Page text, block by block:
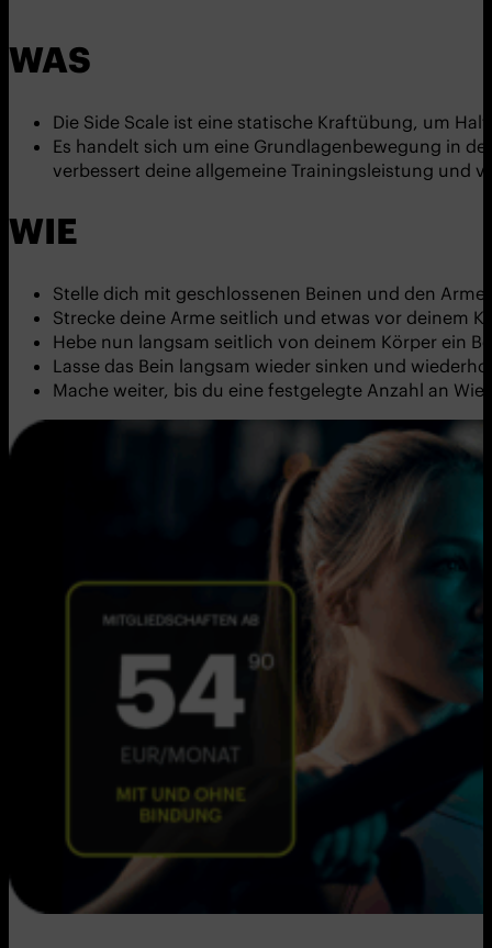
WAS
Die Side Scale ist eine statische Kraftübung, um
Es handelt sich um eine Grundlagenbewegung in
verbessert deine allgemeine Trainingsleistung und
WIE
Stelle dich mit geschlossenen Beinen und den
Strecke deine Arme seitlich und etwas vor deinem
Hebe nun langsam seitlich von deinem Körper ein
Lasse das Bein langsam wieder sinken und
Mache weiter, bis du eine festgelegte Anzahl an